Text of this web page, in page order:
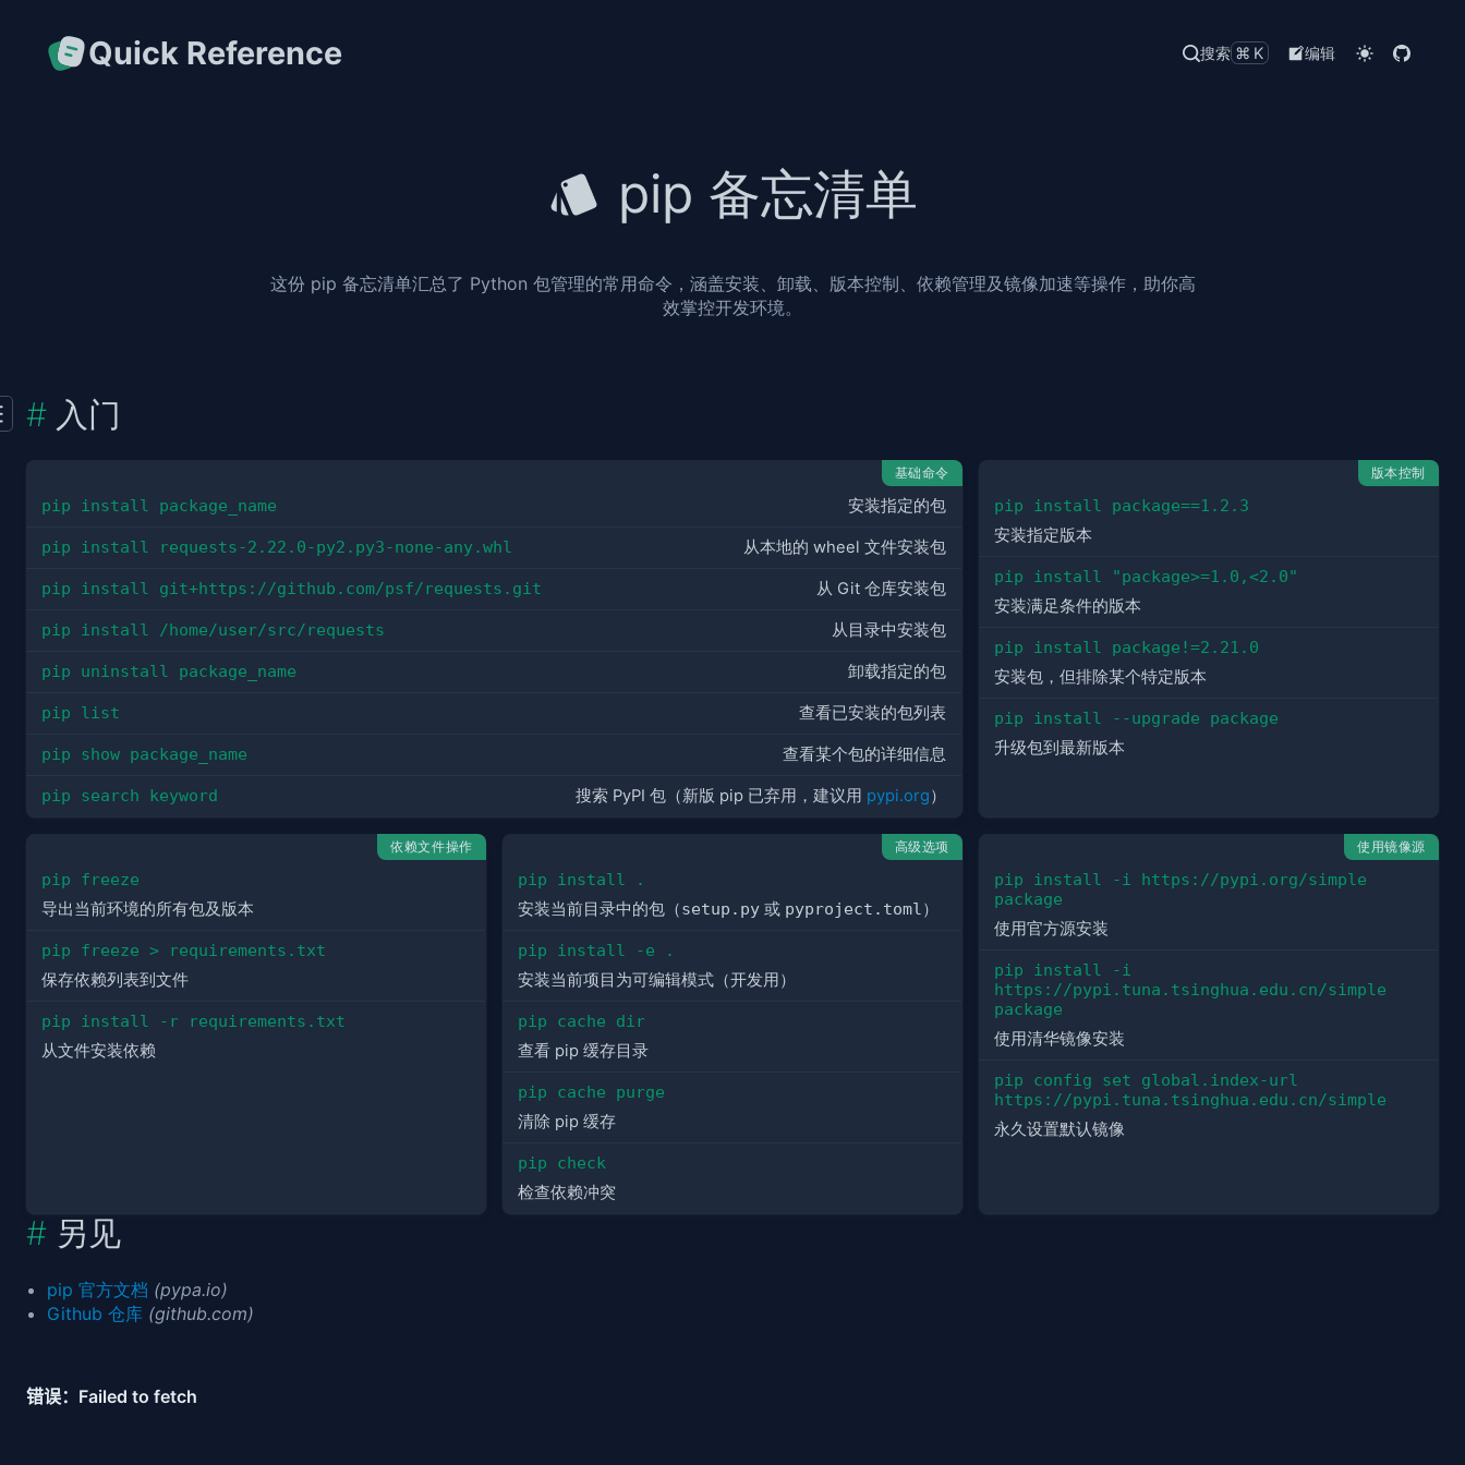
Quick Reference 搜索 ⌘K 编辑
pip 备忘清单
这份 pip 备忘清单汇总了 Python 包管理的常用命令，涵盖安装、卸载、版本控制、依赖管理及镜像加速等操作，助你高
效掌控开发环境。
入门
基础命令
pip install package_name 安装指定的包
pip install requests-2.22.0-py2.py3-none-any.whl 从本地的 wheel 文件安装包
pip install git+https://github.com/psf/requests.git 从 Git 仓库安装包
pip install /home/user/src/requests 从目录中安装包
pip uninstall package_name 卸载指定的包
pip list 查看已安装的包列表
pip show package_name 查看某个包的详细信息
pip search keyword 搜索 PyPI 包（新版 pip 已弃用，建议用 pypi.org）
版本控制
pip install package==1.2.3
安装指定版本
pip install "package>=1.0,<2.0"
安装满足条件的版本
pip install package!=2.21.0
安装包，但排除某个特定版本
pip install --upgrade package
升级包到最新版本
依赖文件操作
pip freeze
导出当前环境的所有包及版本
pip freeze > requirements.txt
保存依赖列表到文件
pip install -r requirements.txt
从文件安装依赖
高级选项
pip install .
安装当前目录中的包（setup.py 或 pyproject.toml ）
pip install -e .
安装当前项目为可编辑模式（开发用）
pip cache dir
查看 pip 缓存目录
pip cache purge
清除 pip 缓存
pip check
检查依赖冲突
使用镜像源
pip install -i https://pypi.org/simple
package
使用官方源安装
pip install -i
https://pypi.tuna.tsinghua.edu.cn/simple
package
使用清华镜像安装
pip config set global.index-url
https://pypi.tuna.tsinghua.edu.cn/simple
永久设置默认镜像
另见
pip 官方文档 (pypa.io)
Github 仓库 (github.com)